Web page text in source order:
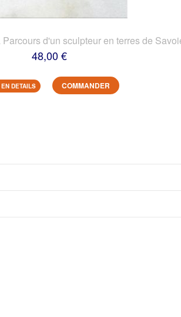
d'un sculpteur en terres de
48,00 €
DETAILS COMMANDER